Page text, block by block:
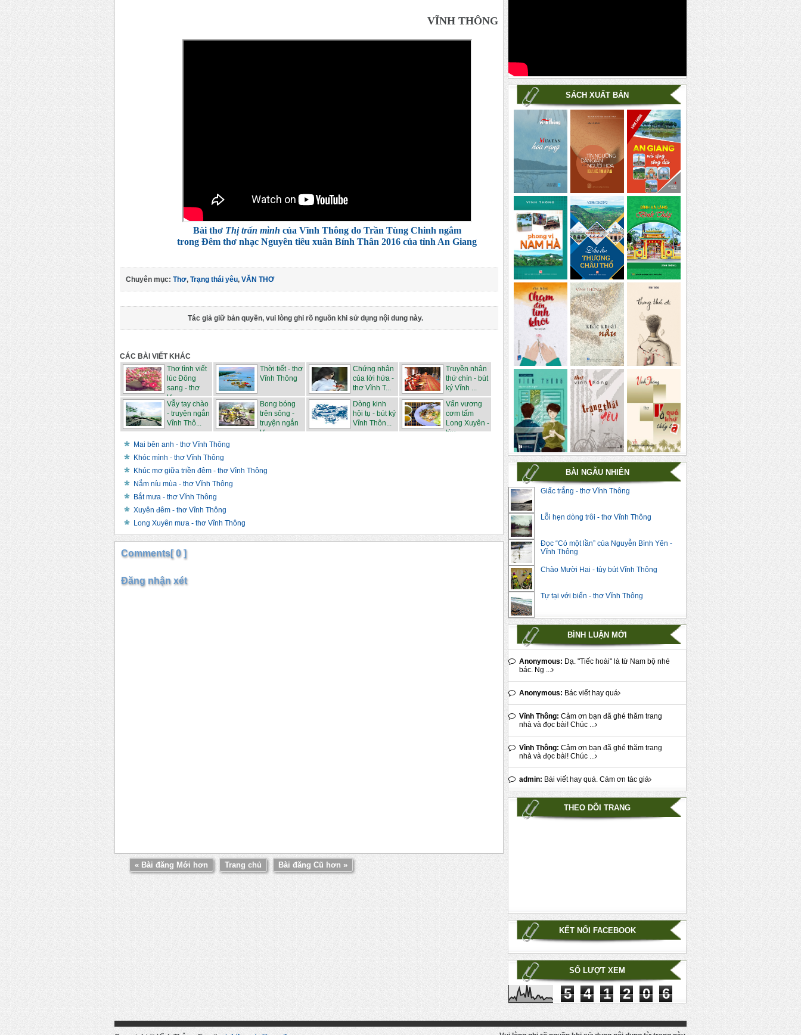
SÁCH XUẤT BẢN
BÀI NGẪU NHIÊN
Giấc trắng - thơ Vĩnh Thông
Lỗi hẹn dòng trôi - thơ Vĩnh Thông
Đọc “Có một lần” của Nguyễn Bình Yên -
Vĩnh Thông
Chào Mười Hai - tùy bút Vĩnh Thông
Tự tại với biển - thơ Vĩnh Thông
BÌNH LUẬN MỚI
Anonymous: Dạ. "Tiếc hoài" là từ Nam bộ nhé
bác. Ng ...
Anonymous: Bác viết hay quá
Vĩnh Thông: Cảm ơn bạn đã ghé thăm trang
nhà và đọc bài! Chúc ...
Vĩnh Thông: Cảm ơn bạn đã ghé thăm trang
nhà và đọc bài! Chúc ...
admin: Bài viết hay quá. Cảm ơn tác giả
THEO DÕI TRANG
KẾT NỐI FACEBOOK
SỐ LƯỢT XEM
5 4 1 2 0 6
VĨNH THÔNG
Bài thơ Thị trấn mình của Vĩnh Thông do Trần Tùng Chinh ngâm
trong Đêm thơ nhạc Nguyên tiêu xuân Bính Thân 2016 của tỉnh An Giang
Chuyên mục: Thơ, Trạng thái yêu, VĂN THƠ
Tác giả giữ bản quyền, vui lòng ghi rõ nguồn khi sử dụng nội dung này.
CÁC BÀI VIẾT KHÁC
Thơ tình viết
lúc Đông
sang - thơ
V...
Thời tiết - thơ
Vĩnh Thông
Chứng nhân
của lời hứa -
thơ Vĩnh T...
Truyền nhân
thứ chín - bút
ký Vĩnh ...
Vẫy tay chào
- truyện ngắn
Vĩnh Thô...
Bong bóng
trên sông -
truyện ngắn
V...
Dòng kinh
hội tụ - bút ký
Vĩnh Thôn...
Vấn vương
cơm tấm
Long Xuyên -
tùy ...
Mai bên anh - thơ Vĩnh Thông
Khóc mình - thơ Vĩnh Thông
Khúc mơ giữa triền đêm - thơ Vĩnh Thông
Nắm níu mùa - thơ Vĩnh Thông
Bắt mưa - thơ Vĩnh Thông
Xuyên đêm - thơ Vĩnh Thông
Long Xuyên mưa - thơ Vĩnh Thông
Comments[ 0 ]
Đăng nhận xét
« Bài đăng Mới hơn Trang chủ Bài đăng Cũ hơn »